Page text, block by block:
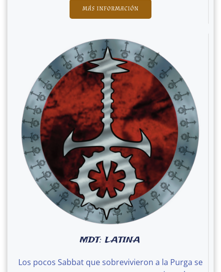
MÁS INFORMACIÓN
MDT: LATINA
Los pocos Sabbat que sobrevivieron a la Purga se